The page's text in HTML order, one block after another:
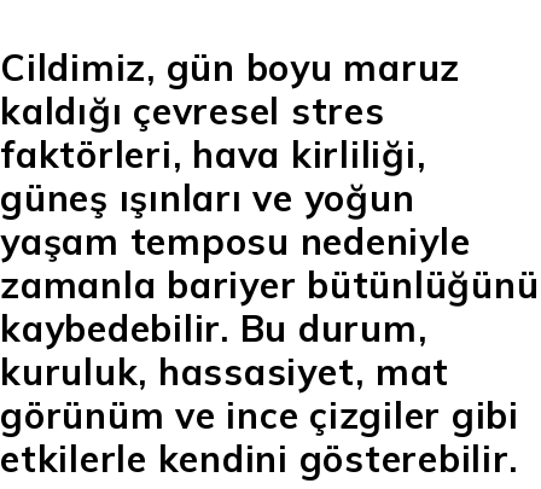
Cildimiz, gün boyu maruz
kaldığı çevresel stres
faktörleri, hava kirliliği,
güneş ışınları ve yoğun
yaşam temposu nedeniyle
zamanla bariyer bütünlüğünü
kaybedebilir. Bu durum,
kuruluk, hassasiyet, mat
görünüm ve ince çizgiler gibi
etkilerle kendini gösterebilir.